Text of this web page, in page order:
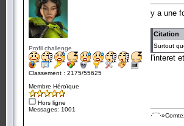
Profil challenge
Classement : 2175/55625
Membre Héroïque
Hors ligne
Messages: 1001
y a une
Citation
Surtout
l'interet